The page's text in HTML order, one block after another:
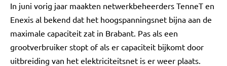
In juni vorig jaar maakten netwerkbeheerders TenneT en
Enexis al bekend dat het hoogspanningsnet bijna aan de
maximale capaciteit zat in Brabant. Pas als een
grootverbruiker stopt of als er capaciteit bijkomt door
uitbreiding van het elektriciteitsnet is er weer plaats.